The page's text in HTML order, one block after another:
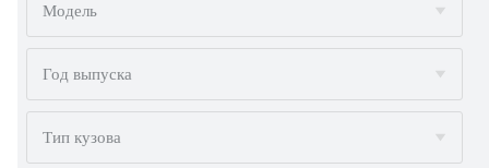
ALFA ROMEO
AUDI
BMW
Модель
Год выпуска
Тип кузова